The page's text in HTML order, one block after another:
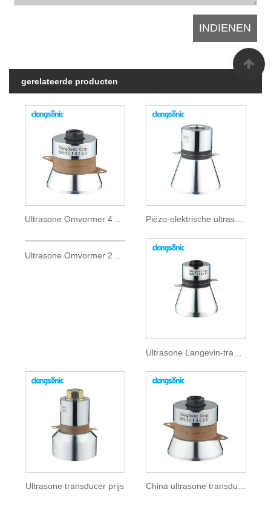
gerelateerde producten
Ultrasone Omvormer 40khz
Ultrasone transducer prijs